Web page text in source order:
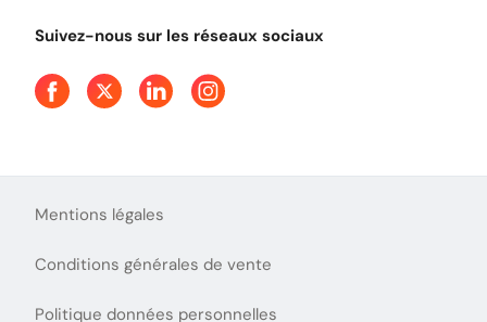
Presse
Suivez-nous sur les réseaux sociaux
Mentions légales
Conditions générales de vente
Politique données personnelles